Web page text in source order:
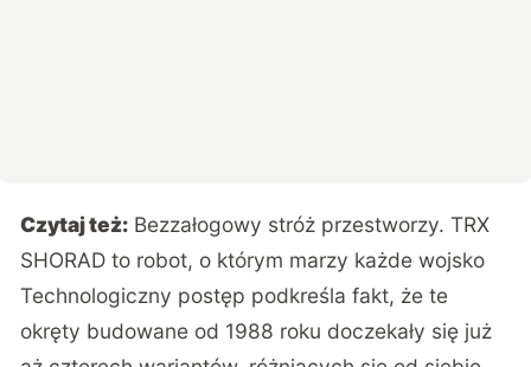
Czytaj też: Bezzałogowy stróż przestworzy. TRX
SHORAD to robot, o którym marzy każde wojsko
Technologiczny postęp podkreśla fakt, że te
okręty budowane od 1988 roku doczekały się już